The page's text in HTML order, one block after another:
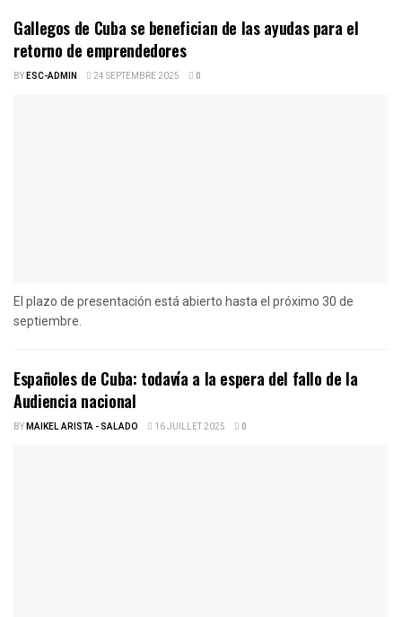
Gallegos de Cuba se benefician de las ayudas para el
retorno de emprendedores
BYESC-ADMIN 24 SEPTEMBRE 2025 0
El plazo de presentación está abierto hasta el próximo 30 de
septiembre.
Españoles de Cuba: todavía a la espera del fallo de la
Audiencia nacional
BYMAIKEL ARISTA - SALADO 16 JUILLET 2025 0